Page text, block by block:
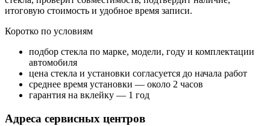
итоговую стоимость и удобное время записи.
Коротко по условиям
подбор стекла по марке, модели, году и комплектации
автомобиля
цена стекла и установки согласуется до начала работ
среднее время установки — около 2 часов
гарантия на вклейку — 1 год
Адреса сервисных центров